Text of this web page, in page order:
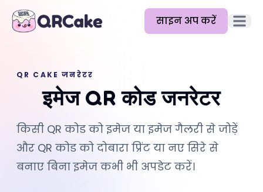
साइन अप करें मुख्य
मूल्य निर्धारण
ब्लॉग
दस्तावेज़
मदद
QR CAKE जनरेटर
इमेज QR कोड जनरेटर
किसी QR कोड को इमेज या इमेज गैलरी से जोड़ें
और QR कोड को दोबारा प्रिंट या नए सिरे से
बनाए बिना इमेज कभी भी अपडेट करें।